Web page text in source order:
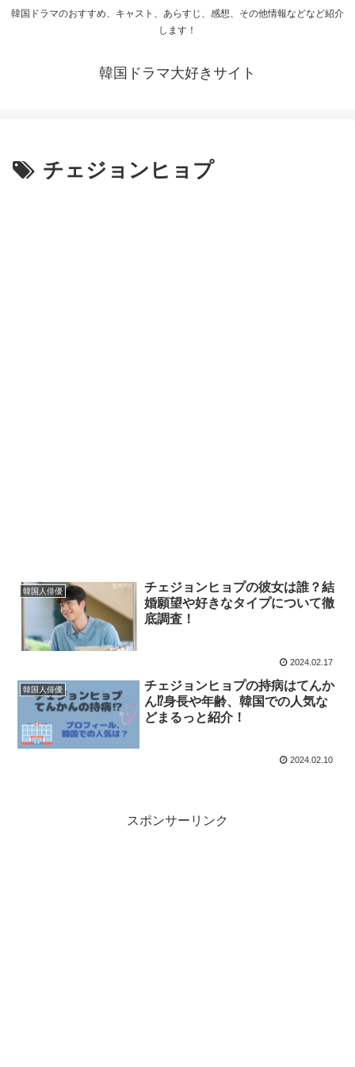
韓国ドラマのおすすめ、キャスト、あらすじ、感想、その他情報などなど紹介
します！
韓国ドラマ大好きサイト
チェジョンヒョプ
韓国人俳優
チェジョンヒョプの彼女は誰？結
婚願望や好きなタイプについて徹
底調査！
2024.02.17
韓国人俳優
チェジョンヒョプの持病はてんか
ん⁉身長や年齢、韓国での人気な
どまるっと紹介！
2024.02.10
スポンサーリンク